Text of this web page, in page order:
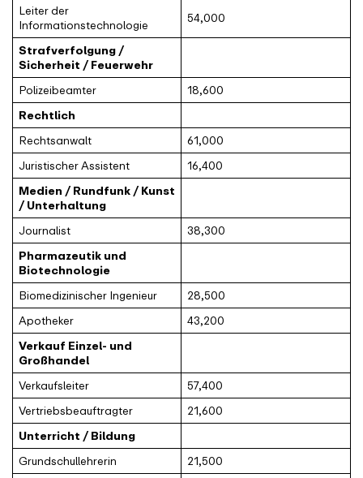
Leiter der
Informationstechnologie
54,000
Strafverfolgung /
Sicherheit / Feuerwehr
Polizeibeamter
18,600
Rechtlich
Rechtsanwalt
61,000
Juristischer Assistent
16,400
Medien / Rundfunk / Kunst
/ Unterhaltung
Journalist
38,300
Pharmazeutik und
Biotechnologie
Biomedizinischer Ingenieur
28,500
Apotheker
43,200
Verkauf Einzel- und
Großhandel
Verkaufsleiter
57,400
Vertriebsbeauftragter
21,600
Unterricht / Bildung
Grundschullehrerin
21,500